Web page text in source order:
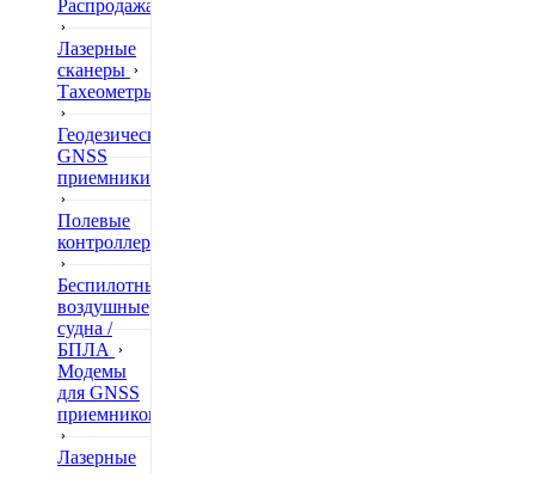
Распродажа
Лазерные
сканеры
Тахеометры
Геодезические
GNSS
приемники
Полевые
контроллеры
Беспилотные
воздушные
судна /
БПЛА
Модемы
для GNSS
приемников
Лазерные